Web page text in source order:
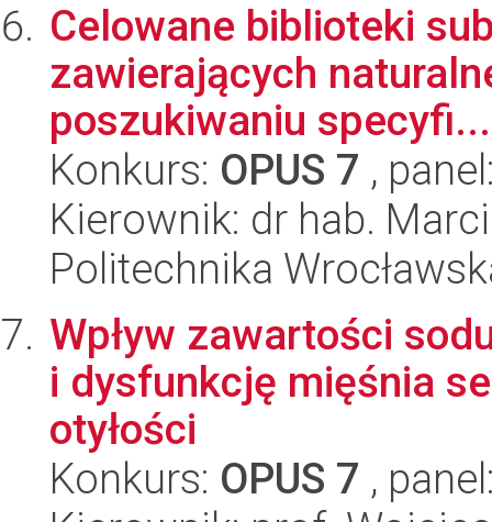
Celowane biblioteki
zawierających
poszukiwaniu specyfi...
Konkurs: OPUS 7 ,
Kierownik: dr hab.
Politechnika
Wpływ zawartości
i dysfunkcję mięśnia
otyłości
Konkurs: OPUS 7 ,